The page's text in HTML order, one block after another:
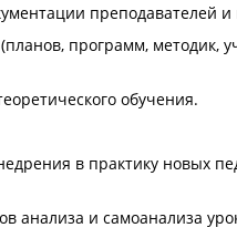
преподавателей и
программ, методик,
обучения.
в практику новых
анализа и самоанализа